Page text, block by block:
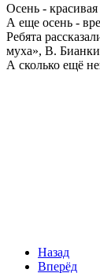
Осень -
А еще осень -
Ребята
муха», В.
А сколько ещё
Назад
Вперёд